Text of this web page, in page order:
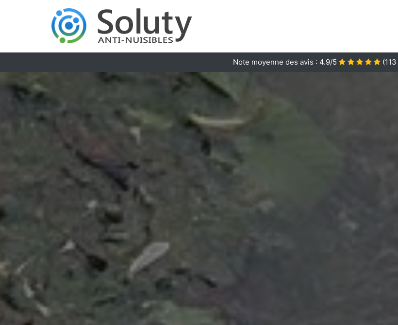
Note moyenne des avis : 4.9/5 (113